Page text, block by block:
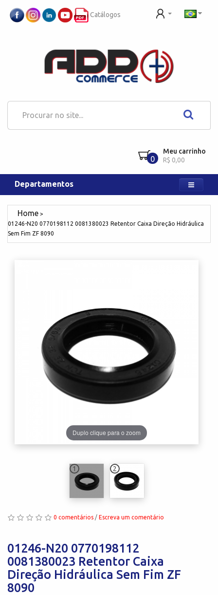
Catálogos
0
Meu carrinho
R$ 0,00
Departamentos
01246-N20 0770198112 0081380023 Retentor Caixa Direção Hidráulica
Sem Fim ZF 8090
1 2
Duplo clique para o zoom
0 comentários / Escreva um comentário
01246-N20 0770198112
0081380023 Retentor Caixa
Direção Hidráulica Sem Fim ZF
8090